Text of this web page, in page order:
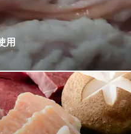
ルモンこと「上ミノ」、昔懐
ど、数多く取り揃えておりま
用
らっている仕入れ先から数量
品を頂いております、自信あ